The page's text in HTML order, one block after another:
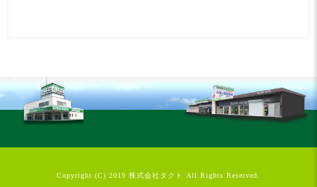
Copyright (C) 2019 株式会社タクト All Rights Reserved.